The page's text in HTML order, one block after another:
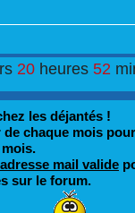
20 heures52
les déjantés !
de chaque mois
mois.
mail valide
sur le forum.